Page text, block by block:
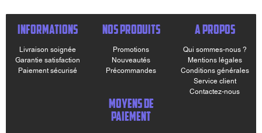
INFORMATIONS
Livraison soignée
Garantie satisfaction
Paiement sécurisé
NOS PRODUITS
Promotions
Nouveautés
Précommandes
A PROPOS
Qui sommes-nous ?
Mentions légales
Conditions générales
Service client
Contactez-nous
MOYENS DE
PAIEMENT